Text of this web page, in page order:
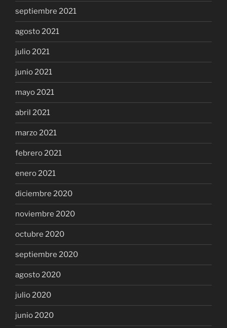
septiembre 2021
agosto 2021
julio 2021
junio 2021
mayo 2021
abril 2021
marzo 2021
febrero 2021
enero 2021
diciembre 2020
noviembre 2020
octubre 2020
septiembre 2020
agosto 2020
julio 2020
junio 2020